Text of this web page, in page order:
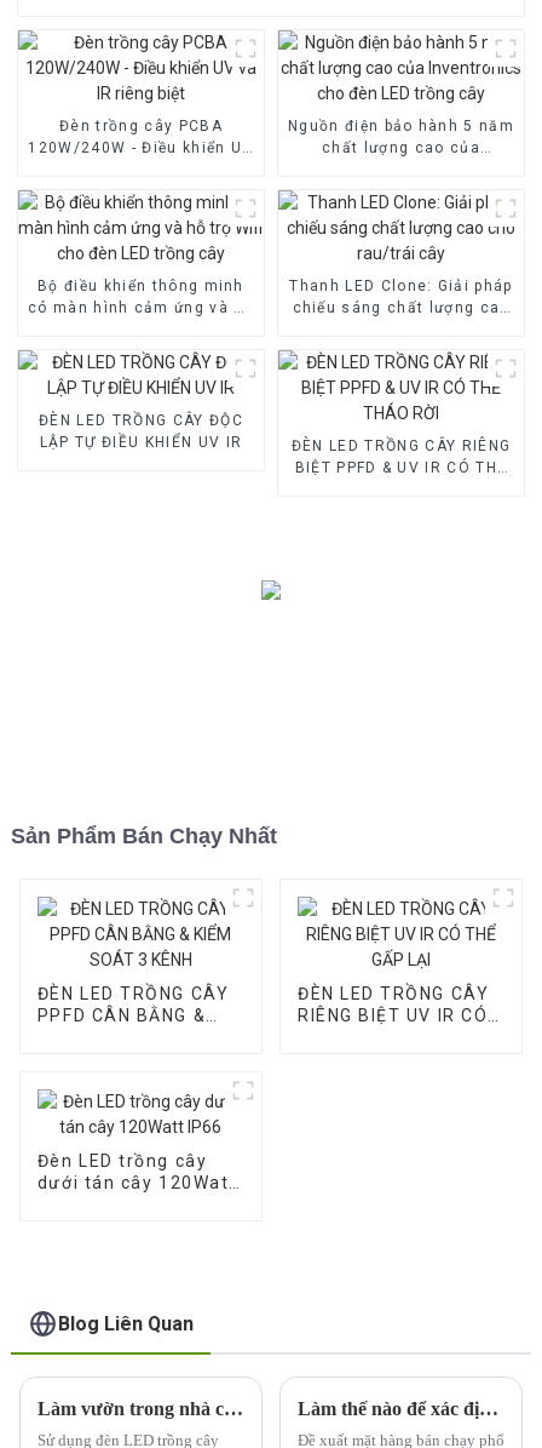
Đèn trồng cây PCBA
120W/240W - Điều khiển UV
Nguồn điện bảo hành 5 năm
chất lượng cao của
Bộ điều khiển thông minh
có màn hình cảm ứng và hỗ
cây
Thanh LED Clone: ​​Giải pháp
chiếu sáng chất lượng cao
ĐÈN LED TRỒNG CÂY ĐỘC
LẬP TỰ ĐIỀU KHIỂN UV IR
ĐÈN LED TRỒNG CÂY RIÊNG
BIỆT PPFD & UV IR CÓ THỂ
Sản Phẩm Bán Chạy Nhất
ĐÈN LED TRỒNG CÂY
PPFD CÂN BẰNG &
ĐÈN LED TRỒNG CÂY
RIÊNG BIỆT UV IR CÓ
Đèn LED trồng cây
dưới tán cây 120Watt
Blog Liên Quan
Làm vườn trong nhà có những lợi ích gì khi sử dụng đèn trồng cây LED 1000W?
Sử dụng đèn LED trồng cây
Làm thế nào để xác định bước sóng ánh sáng nào là cần thiết cho sự phát triển của cây?
Đề xuất mặt hàng bán chạy phổ